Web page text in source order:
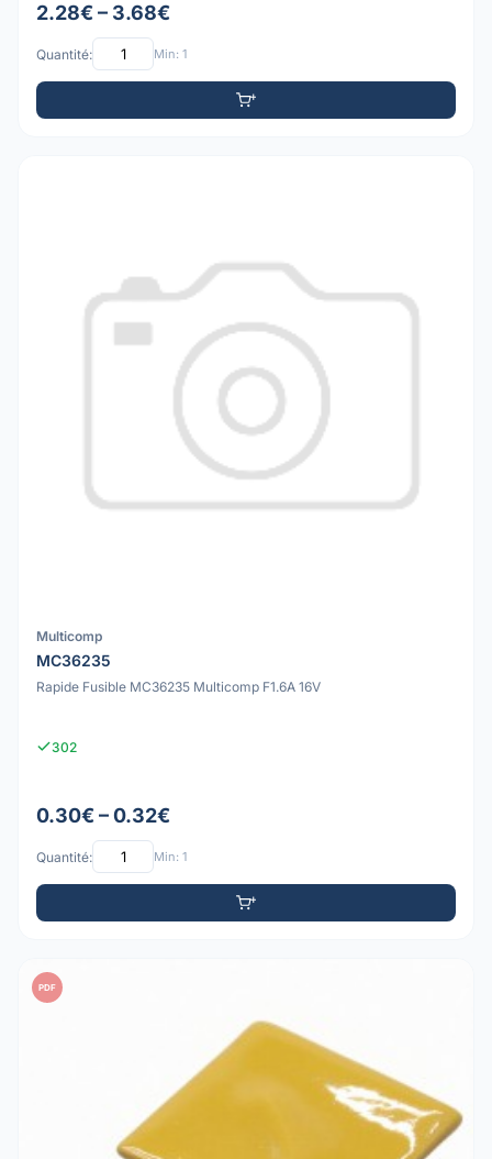
2.28€ – 3.68€
Quantité: Min: 1
Multicomp
MC36235
Rapide Fusible MC36235 Multicomp F1.6A 16V
302
0.30€ – 0.32€
Quantité: Min: 1
PDF